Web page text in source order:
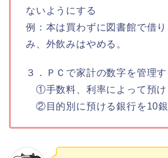
ないようにする
例：本は買わずに図書館で借
み、外飲みはやめる。
３．ＰＣで家計の数字を管理
①手数料、利率によって預け
②目的別に預ける銀行を10銀